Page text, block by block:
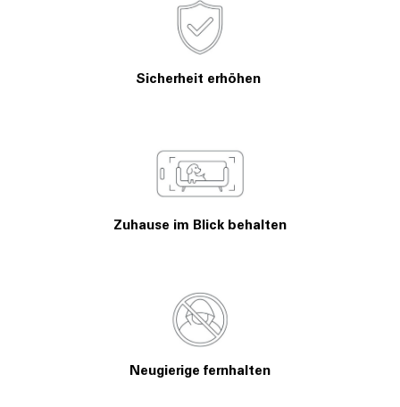
Sicherheit erhöhen
Zuhause im Blick behalten
Neugierige fernhalten